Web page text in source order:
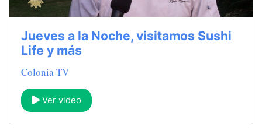
Jueves a la Noche, visitamos Sushi
Life y más
Colonia TV
Ver video